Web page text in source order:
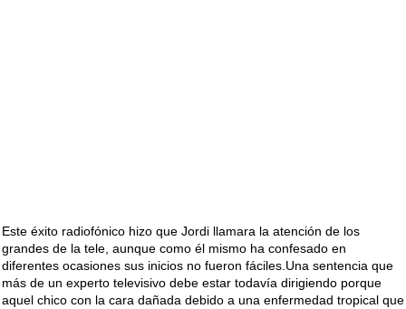
Este éxito radiofónico hizo que Jordi llamara la atención de los
grandes de la tele, aunque como él mismo ha confesado en
diferentes ocasiones sus inicios no fueron fáciles.Una sentencia que
más de un experto televisivo debe estar todavía dirigiendo porque
aquel chico con la cara dañada debido a una enfermedad tropical que